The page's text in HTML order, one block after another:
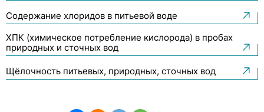
Содержание хлоридов в питьевой воде
ХПК (химическое потребление кислорода) в пробах
природных и сточных вод
Щёлочность питьевых, природных, сточных вод